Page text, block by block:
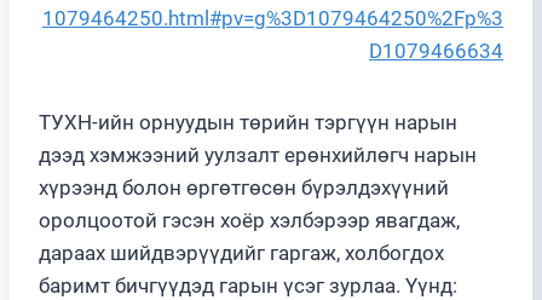
1079464250.html#pv=g%3D1079464250%2Fp%3
D1079466634
ТУХН-ийн орнуудын төрийн тэргүүн нарын
дээд хэмжээний уулзалт ерөнхийлөгч нарын
хүрээнд болон өргөтгөсөн бүрэлдэхүүний
оролцоотой гэсэн хоёр хэлбэрээр явагдаж,
дараах шийдвэрүүдийг гаргаж, холбогдох
баримт бичгүүдэд гарын үсэг зурлаа. Үүнд: